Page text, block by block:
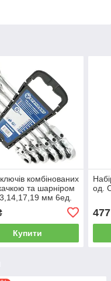
комбінованих
та шарніром
мм 6ед.
Купити
од.